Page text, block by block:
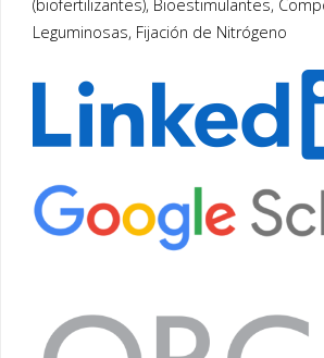
(biofertilizantes), Bioestimulantes,
Leguminosas, Fijación de Nitrógeno